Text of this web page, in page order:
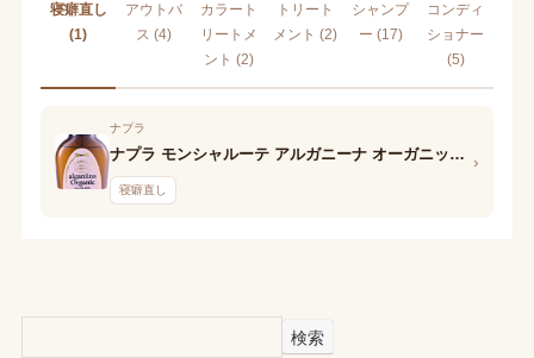
寝癖直し
(1)
アウトバ
ス (4)
カラート
リートメ
ント (2)
トリート
メント (2)
シャンプ
ー (17)
コンディ
ショナー
(5)
ナプラ
ナプラ モンシャルーテ アルガニーナ オーガニック ヘアフレグランス
寝癖直し
›
検索